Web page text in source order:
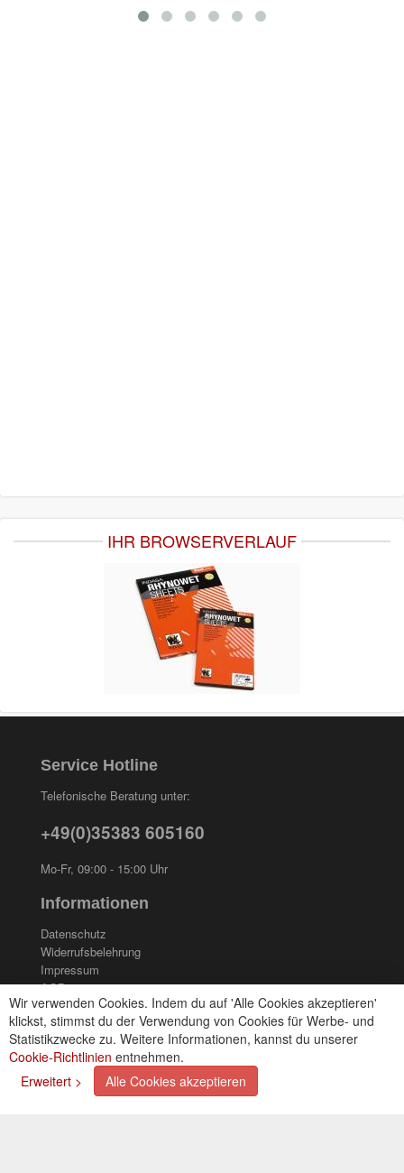
IHR BROWSERVERLAUF
Wir verwenden Cookies. Indem du auf 'Alle Cookies akzeptieren'
klickst, stimmst du der Verwendung von Cookies für Werbe- und
Statistikzwecke zu. Weitere Informationen, kannst du unserer
Cookie-Richtlinien entnehmen.
Erweitert >
Alle Cookies akzeptieren
Service Hotline
Telefonische Beratung unter:
+49(0)35383 605160
Mo-Fr, 09:00 - 15:00 Uhr
Informationen
Datenschutz
Widerrufsbelehrung
Impressum
AGB
Kontakt
Cookies einstellungen
Zahlungsarten